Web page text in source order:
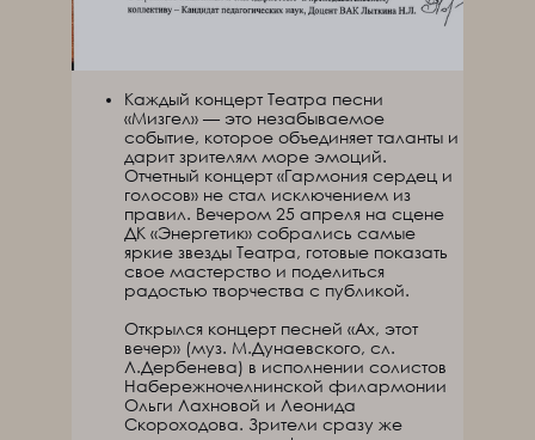
Каждый концерт Театра песни
«Мизгел» — это незабываемое
событие, которое объединяет таланты и
дарит зрителям море эмоций.
Отчетный концерт «Гармония сердец и
голосов» не стал исключением из
правил. Вечером 25 апреля на сцене
ДК «Энергетик» собрались самые
яркие звезды Театра, готовые показать
свое мастерство и поделиться
радостью творчества с публикой.
Открылся концерт песней «Ах, этот
вечер» (муз. М.Дунаевского, сл.
Л.Дербенева) в исполнении солистов
Набережночелнинской филармонии
Ольги Лахновой и Леонида
Скороходова. Зрители сразу же